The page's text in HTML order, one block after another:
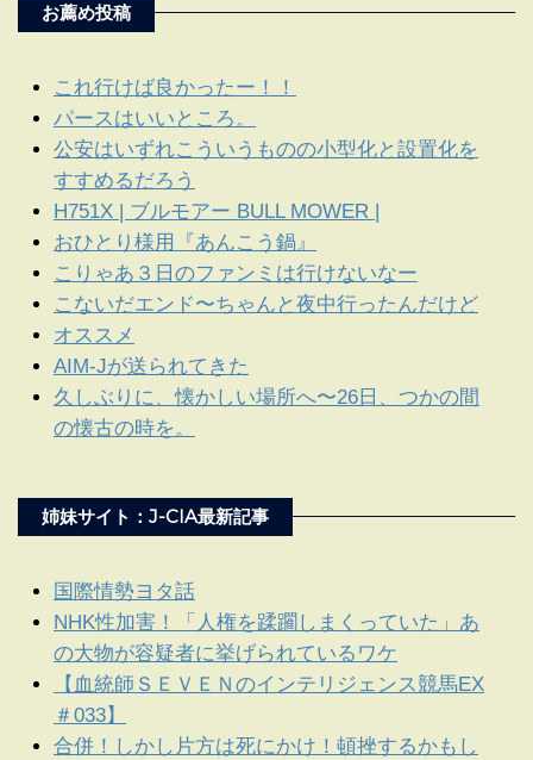
お薦め投稿
これ行けば良かったー！！
パースはいいところ。
公安はいずれこういうものの小型化と設置化を
すすめるだろう
H751X | ブルモアー BULL MOWER |
おひとり様用『あんこう鍋』
こりゃあ３日のファンミは行けないなー
こないだエンド〜ちゃんと夜中行ったんだけど
オススメ
AIM-Jが送られてきた
久しぶりに、懐かしい場所へ〜26日、つかの間
の懐古の時を。
姉妹サイト：J-CIA最新記事
国際情勢ヨタ話
NHK性加害！「人権を蹂躙しまくっていた」あ
の大物が容疑者に挙げられているワケ
【血統師ＳＥＶＥＮのインテリジェンス競馬EX
＃033】
合併！しかし片方は死にかけ！頓挫するかもし